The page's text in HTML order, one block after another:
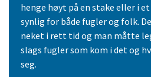
henge høyt på en stake eller i
synlig for både fugler og folk.
neket i rett tid og man måtte
slags fugler som kom i det og
seg.